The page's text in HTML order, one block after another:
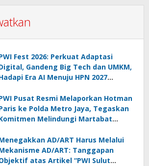
Fest 2026: Perkuat Adaptasi
Gandeng Big Tech dan UMKM,
Era AI Menuju HPN 2027
Pusat Resmi Melaporkan Hotman
ke Polda Metro Jaya, Tegaskan
Melindungi Martabat
AD/ART Harus Melalui
AD/ART: Tanggapan
atas Artikel “PWI Sulut